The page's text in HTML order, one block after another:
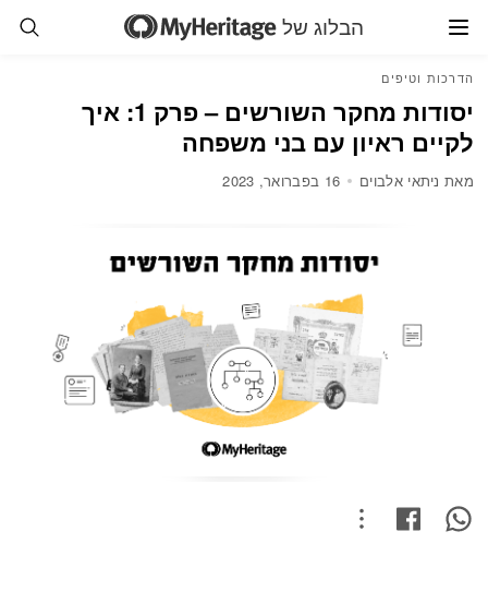
הבלוג של
הדרכות וטיפים
יסודות מחקר השורשים – פרק 1: איך
לקיים ראיון עם בני משפחה
מאת ניתאי אלבוים 16 בפברואר, 2023